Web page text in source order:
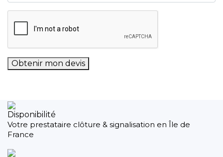
Obtenir mon devis
Disponibilité
Votre prestataire clôture & signalisation en Île de
France